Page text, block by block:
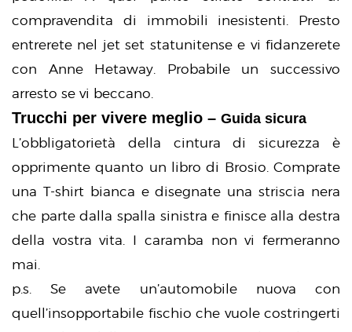
compravendita di immobili inesistenti. Presto
entrerete nel jet set statunitense e vi fidanzerete
con Anne Hetaway. Probabile un successivo
arresto se vi beccano.
Trucchi per vivere meglio – Guida sicura
L’obbligatorietà della cintura di sicurezza è
opprimente quanto un libro di Brosio. Comprate
una T-shirt bianca e disegnate una striscia nera
che parte dalla spalla sinistra e finisce alla destra
della vostra vita. I caramba non vi fermeranno
mai.
p.s. Se avete un’automobile nuova con
quell’insopportabile fischio che vuole costringerti